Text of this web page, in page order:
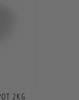
2KG